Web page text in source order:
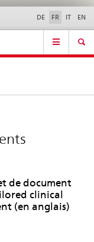
Contact | Support &
aide
DE FR IT EN
de document
clinical
(en anglais)